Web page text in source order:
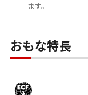
ます。
おもな特長